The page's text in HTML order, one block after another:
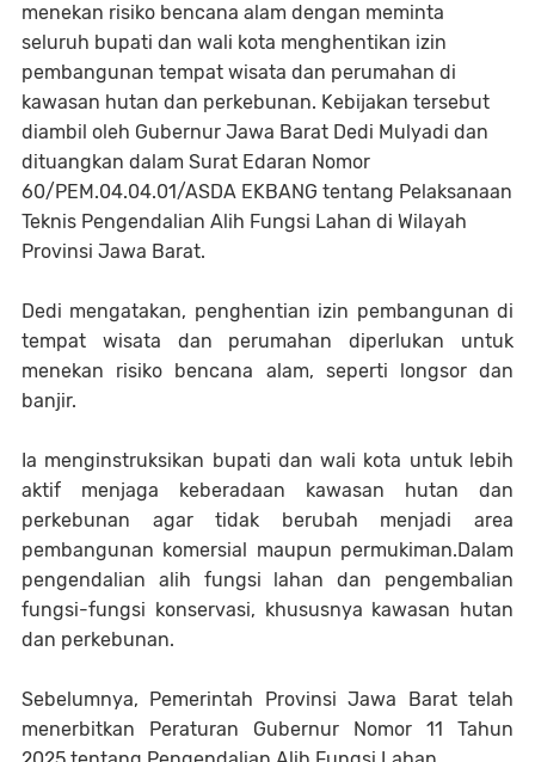
menekan risiko bencana alam dengan meminta
seluruh bupati dan wali kota menghentikan izin
pembangunan tempat wisata dan perumahan di
kawasan hutan dan perkebunan. Kebijakan tersebut
diambil oleh Gubernur Jawa Barat Dedi Mulyadi dan
dituangkan dalam Surat Edaran Nomor
60/PEM.04.04.01/ASDA EKBANG tentang Pelaksanaan
Teknis Pengendalian Alih Fungsi Lahan di Wilayah
Provinsi Jawa Barat.
Dedi mengatakan, penghentian izin pembangunan di
tempat wisata dan perumahan diperlukan untuk
menekan risiko bencana alam, seperti longsor dan
banjir.
Ia menginstruksikan bupati dan wali kota untuk lebih
aktif menjaga keberadaan kawasan hutan dan
perkebunan agar tidak berubah menjadi area
pembangunan komersial maupun permukiman.Dalam
pengendalian alih fungsi lahan dan pengembalian
fungsi-fungsi konservasi, khususnya kawasan hutan
dan perkebunan.
Sebelumnya, Pemerintah Provinsi Jawa Barat telah
menerbitkan Peraturan Gubernur Nomor 11 Tahun